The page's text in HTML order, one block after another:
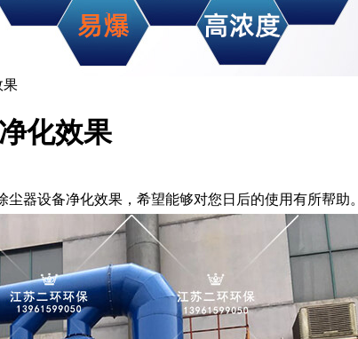
果
化效果
器设备净化效果，希望能够对您日后的使用有所帮助。